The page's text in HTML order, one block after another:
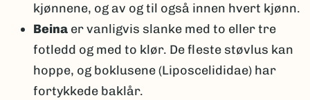
kjønnene, og av og til også innen hvert kjønn.
Beina er vanligvis slanke med to eller tre
fotledd og med to klør. De fleste støvlus kan
hoppe, og boklusene (Liposcelididae) har
fortykkede baklår.